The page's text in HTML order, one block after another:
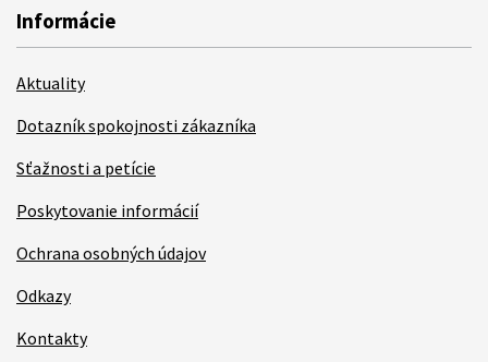
Informácie
Aktuality
Dotazník spokojnosti zákazníka
Sťažnosti a petície
Poskytovanie informácií
Ochrana osobných údajov
Odkazy
Kontakty